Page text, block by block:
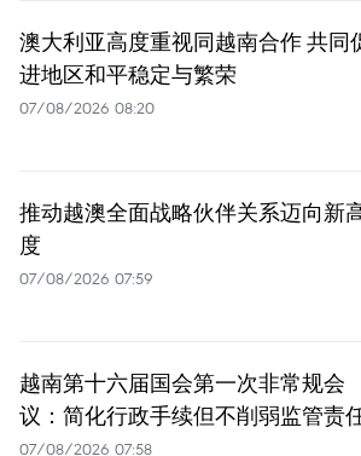
澳大利亚高度重视同越南合作 共同
进地区和平稳定与繁荣
07/08/2026 08:20
推动越澳全面战略伙伴关系迈向新
度
07/08/2026 07:59
越南第十六届国会第一次非常规会
议：简化行政手续但不削弱监管责
07/08/2026 07:58